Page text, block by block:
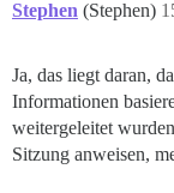
Stephen (Stephen)
Ja, das liegt daran,
Informationen
weitergeleitet
Sitzung anweisen,